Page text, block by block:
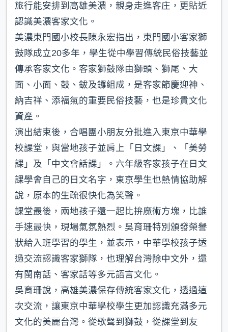
旅行能安排到高雄美濃，親身走進客庄，更貼近
認識美濃客家文化。
美濃東門國小校長陳永宏指出，東門國小客家獅
鼓隊成立20多年，學生從中學習傳統民俗技藝並
傳承客家文化。客家獅鼓隊由獅頭、獅尾、大
面、小面、鼓、鈸及鑼組成，是客家節慶迎神、
納吉祥、添福氣的重要民俗技藝，也是珍貴文化
資產。
演出結束後，合唱團小朋友分批進入東京中華學
校課堂，與當地孩子並肩上「日文課」、「美勞
課」及「中文會話課」。六年級客家孩子在日文
課學會自己的日文名字，東京學生也熱情協助解
說，原本的生疏很快化為笑聲。
課堂最後，兩地孩子還一起比拚魔術方塊，比誰
手速最快，現場氣氛熱烈。吳育珊特別頒發榮譽
狀給入班學習的學生，並表示，中華學校孩子透
過交流認識客家獅隊，也理解台灣除中文外，還
有閩南話、客家話等多元語言文化。
吳育珊說，高雄美濃保存傳統客家文化，透過這
次交流，讓東京中華學校學生更加認識充滿多元
文化的美麗台灣。從歌聲到獅鼓，從課堂到友